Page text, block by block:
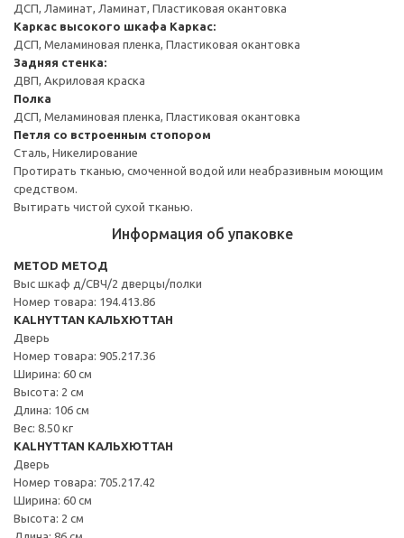
ДСП, Ламинат, Ламинат, Пластиковая окантовка
Каркас высокого шкафа Каркас:
ДСП, Меламиновая пленка, Пластиковая окантовка
Задняя стенка:
ДВП, Акриловая краска
Полка
ДСП, Меламиновая пленка, Пластиковая окантовка
Петля со встроенным стопором
Сталь, Никелирование
Протирать тканью, смоченной водой или неабразивным моющим
средством.
Вытирать чистой сухой тканью.
Информация об упаковке
METOD МЕТОД
Выс шкаф д/СВЧ/2 дверцы/полки
Номер товара: 194.413.86
KALHYTTAN КАЛЬХЮТТАН
Дверь
Номер товара: 905.217.36
Ширина: 60 см
Высота: 2 см
Длина: 106 см
Вес: 8.50 кг
KALHYTTAN КАЛЬХЮТТАН
Дверь
Номер товара: 705.217.42
Ширина: 60 см
Высота: 2 см